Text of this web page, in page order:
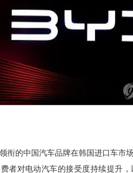
衔的中国汽车品牌在韩国进口车市
者对电动汽车的接受度持续提升